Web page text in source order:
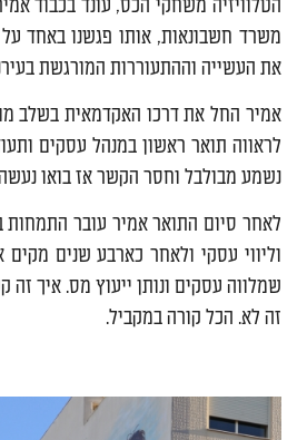
משרד חשבונאות, אותו פגשנו באחד
את העשייה וההתעוררות המורגשת
לראווה תואר ראשון במנהל עסקים
נשמע מבולבל וחסר הקשר אז בואו
לאחר סיום התואר אמיר עובר התמחות
וליווי עסקי ולאחר כארבע שנים
שמלווה עסקים ונותן ייעוץ מס. איך
זה לא. הכל קורה במקביל.